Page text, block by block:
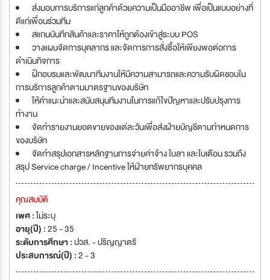
ส่งมอบการบริการแก่ลูกค้าด้วยความเป็นมืออาชีพ เพื่อเป็นแบบอย่างที่
ดีแก่เพื่อนร่วมทีม
สแกนบันทึกสินค้าและราคาให้ถูกต้องเข้าสู่ระบบ POS
วางแผนจัดการบุคลากร และจัดการการสั่งซื้อให้เพียงพอต่อการ
ดำเนินกิจการ
ฝึกอบรมและพัฒนาทีมงานให้มีความสามารถและความรับผิดชอบใน
การบริการลูกค้าตามมาตรฐานของบริษัท
ให้คำแนะนำและสนับสนุนทีมงานในการแก้ไขปัญหาและปรับปรุงการ
ทำงาน
จัดทำรายงานยอดขายของแต่ละวันเพื่อส่งฝ่ายบัญชีตามกำหนดการ
ของบริษัท
จัดทำสรุปเอกสารหลักฐานการจ่ายค่าจ้าง ใบลา และใบเตือน รวมถึง
สรุป Service charge / Incentive ให้ฝ่ายทรัพยากรบุคคล
คุณสมบัติ
เพศ :ไม่ระบุ
อายุ(ปี) :25 - 35
ระดับการศึกษา :ปวส. - ปริญญาตรี
ประสบการณ์(ปี) :2 - 3